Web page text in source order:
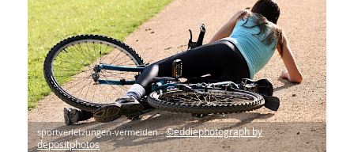
WELLNESS UND REISEN
NEWS
BÜCHER
sportverletzungen-vermeiden -©eddiephotograph by
depositphotos